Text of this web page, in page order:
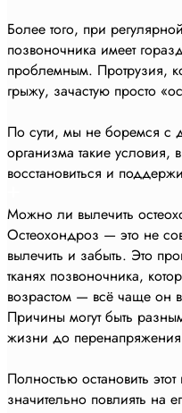
Более того, при
позвоночника имеет
проблемным. Протрузия,
грыжу, зачастую просто
По сути, мы не боремся
организма такие условия,
восстановиться и
Можно ли вылечить
Остеохондроз — это не
вылечить и забыть. Это
тканях позвоночника,
возрастом — всё чаще он
Причины могут быть
жизни до перенапряжения
Полностью остановить
значительно повлиять на